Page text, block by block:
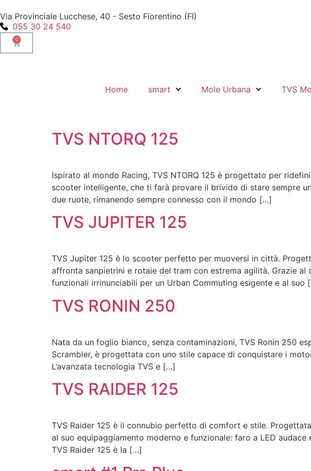
Via Provinciale Lucchese, 40 - Sesto Fiorentino (FI)
055 30 24 540
0
Home smart Mole Urbana TVS
TVS NTORQ 125
Ispirato al mondo Racing, TVS NTORQ 125 è progettato per
scooter intelligente, che ti farà provare il brivido di stare sempre
due ruote, rimanendo sempre connesso con il mondo […]
TVS JUPITER 125
TVS Jupiter 125 è lo scooter perfetto per muoversi in città.
affronta sanpietrini e rotaie del tram con estrema agilità. Grazie
funzionali irrinunciabili per un Urban Commuting esigente e al suo
TVS RONIN 250
Nata da un foglio bianco, senza contaminazioni, TVS Ronin 250
Scrambler, è progettata con uno stile capace di conquistare i
L’avanzata tecnologia TVS e […]
TVS RAIDER 125
TVS Raider 125 è il connubio perfetto di comfort e stile.
al suo equipaggiamento moderno e funzionale: faro a LED
TVS Raider 125 è la […]